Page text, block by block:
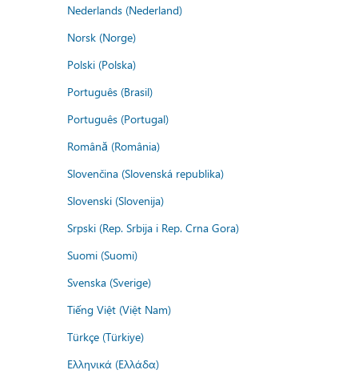
Nederlands (Nederland)
Norsk (Norge)
Polski (Polska)
Português (Brasil)
Português (Portugal)
Română (România)
Slovenčina (Slovenská republika)
Slovenski (Slovenija)
Srpski (Rep. Srbija i Rep. Crna Gora)
Suomi (Suomi)
Svenska (Sverige)
Tiếng Việt (Việt Nam)
Türkçe (Türkiye)
Ελληνικά (Ελλάδα)